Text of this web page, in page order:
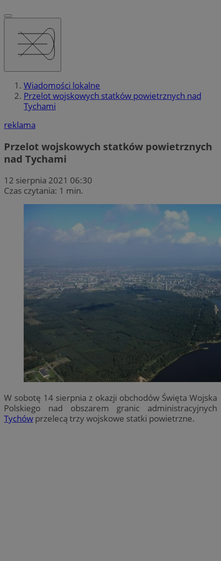
Wiadomości lokalne
Przelot wojskowych statków powietrznych nad
Tychami
reklama
Przelot wojskowych statków powietrznych
nad Tychami
12 sierpnia 2021 06:30
Czas czytania: 1 min.
W sobotę 14 sierpnia z okazji obchodów Święta Wojska
Polskiego nad obszarem granic administracyjnych
Tychów przelecą trzy wojskowe statki powietrzne.